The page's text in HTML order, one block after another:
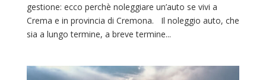
gestione: ecco perchè noleggiare un’auto se vivi a
Crema e in provincia di Cremona. Il noleggio auto, che
sia a lungo termine, a breve termine...